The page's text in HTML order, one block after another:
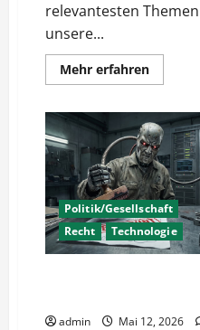
relevantesten
unsere...
Mehr erfahrenMehr
–
und
Risiken
Politik/Gesellschaft
Recht
Technologie
admin Mai 12, 2026